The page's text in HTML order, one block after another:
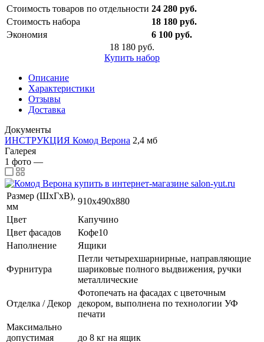
Стоимость товаров по отдельности 24 280 руб.
Стоимость набора
18 180 руб.
Экономия
6 100 руб.
18 180 руб.
Купить набор
Описание
Характеристики
Отзывы
Доставка
Документы
ИНСТРУКЦИЯ Комод Верона 2,4 мб
Галерея
1 фото —
Размер (ШхГхВ),
мм
910х490х880
Цвет
Капучино
Цвет фасадов
Кофе10
Наполнение
Ящики
Фурнитура
Петли четырехшарнирные, направляющие
шариковые полного выдвижения, ручки
металлические
Отделка / Декор
Фотопечать на фасадах с цветочным
декором, выполнена по технологии УФ
печати
Максимально
допустимая
до 8 кг на ящик